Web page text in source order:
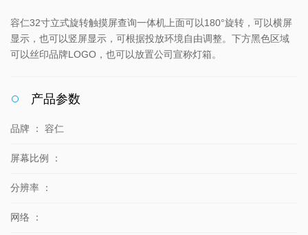
容仁32寸立式旋转触摸屏查询一体机上面可以180°旋转，可以横屏
显示，也可以竖屏显示，可根据投放环境自由调整。下方黑色区域
可以丝印品牌LOGO，也可以放置公司宣称灯箱。
产品参数
品牌 ： 容仁
屏幕比例 ：
分辨率 ：
网络 ：